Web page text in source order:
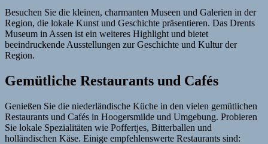
Besuchen Sie die kleinen, charmanten Museen und Galerien in der
Region, die lokale Kunst und Geschichte präsentieren. Das Drents
Museum in Assen ist ein weiteres Highlight und bietet
beeindruckende Ausstellungen zur Geschichte und Kultur der
Region.
Gemütliche Restaurants und Cafés
Genießen Sie die niederländische Küche in den vielen gemütlichen
Restaurants und Cafés in Hoogersmilde und Umgebung. Probieren
Sie lokale Spezialitäten wie Poffertjes, Bitterballen und
holländischen Käse. Einige empfehlenswerte Restaurants sind: